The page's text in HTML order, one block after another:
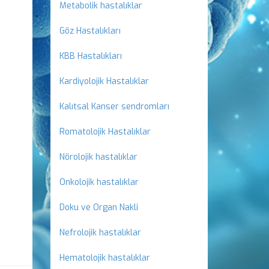
Metabolik hastalıklar
Göz Hastalıkları
KBB Hastalıkları
Kardiyolojik Hastalıklar
Kalıtsal Kanser sendromları
Romatolojik Hastalıklar
Nörolojik hastalıklar
Onkolojik hastalıklar
Doku ve Organ Nakli
Nefrolojik hastalıklar
Hematolojik hastalıklar